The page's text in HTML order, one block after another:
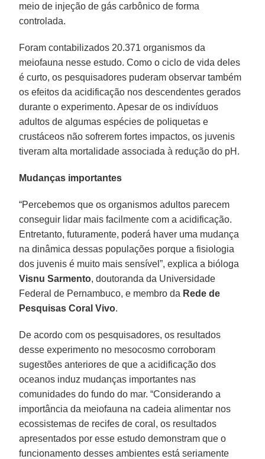
meio de injeção de gás carbônico de forma
controlada.
Foram contabilizados 20.371 organismos da
meiofauna nesse estudo. Como o ciclo de vida deles
é curto, os pesquisadores puderam observar também
os efeitos da acidificação nos descendentes gerados
durante o experimento. Apesar de os indivíduos
adultos de algumas espécies de poliquetas e
crustáceos não sofrerem fortes impactos, os juvenis
tiveram alta mortalidade associada à redução do pH.
Mudanças importantes
“Percebemos que os organismos adultos parecem
conseguir lidar mais facilmente com a acidificação.
Entretanto, futuramente, poderá haver uma mudança
na dinâmica dessas populações porque a fisiologia
dos juvenis é muito mais sensível”, explica a bióloga
Visnu Sarmento, doutoranda da Universidade
Federal de Pernambuco, e membro da Rede de
Pesquisas Coral Vivo.
De acordo com os pesquisadores, os resultados
desse experimento no mesocosmo corroboram
sugestões anteriores de que a acidificação dos
oceanos induz mudanças importantes nas
comunidades do fundo do mar. “Considerando a
importância da meiofauna na cadeia alimentar nos
ecossistemas de recifes de coral, os resultados
apresentados por esse estudo demonstram que o
funcionamento desses ambientes está seriamente